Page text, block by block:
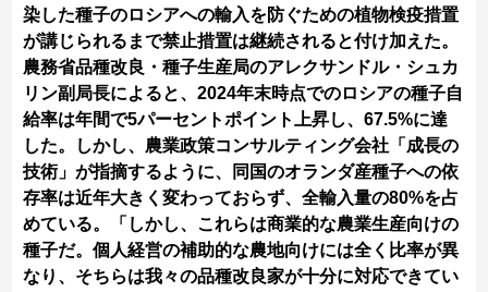
染した種子のロシアへの輸入を防ぐための植物検疫措置
が講じられるまで禁止措置は継続されると付け加えた。
農務省品種改良・種子生産局のアレクサンドル・シュカ
リン副局長によると、2024年末時点でのロシアの種子自
給率は年間で5パーセントポイント上昇し、67.5%に達
した。しかし、農業政策コンサルティング会社「成長の
技術」が指摘するように、同国のオランダ産種子への依
存率は近年大きく変わっておらず、全輸入量の80%を占
めている。「しかし、これらは商業的な農業生産向けの
種子だ。個人経営の補助的な農地向けには全く比率が異
なり、そちらは我々の品種改良家が十分に対応できてい